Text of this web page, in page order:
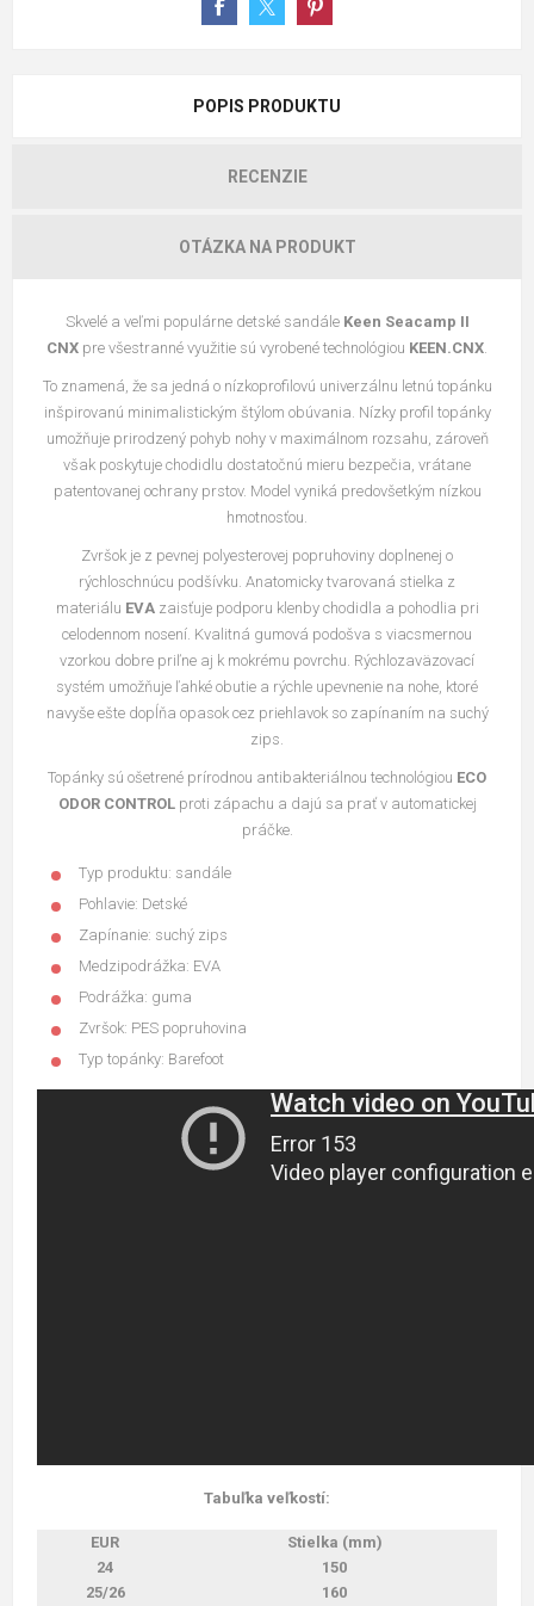
POPIS PRODUKTU
RECENZIE
OTÁZKA NA PRODUKT
Skvelé a veľmi populárne detské sandále Keen Seacamp II
CNX pre všestranné využitie sú vyrobené technológiou KEEN.CNX
To znamená, že sa jedná o nízkoprofilovú univerzálnu letnú topánku
inšpirovanú minimalistickým štýlom obúvania. Nízky profil topánky
umožňuje prirodzený pohyb nohy v maximálnom rozsahu, zároveň
však poskytuje chodidlu dostatočnú mieru bezpečia, vrátane
patentovanej ochrany prstov. Model vyniká predovšetkým nízkou
hmotnosťou.
Zvršok je z pevnej polyesterovej popruhoviny doplnenej o
rýchloschnúcu podšívku. Anatomicky tvarovaná stielka z
materiálu EVAzaisťuje podporu klenby chodidla a pohodlia pri
celodennom nosení. Kvalitná gumová podošva s viacsmernou
vzorkou dobre priľne aj k mokrému povrchu. Rýchlozaväzovací
systém umožňuje ľahké obutie a rýchle upevnenie na nohe, ktoré
navyše ešte dopĺňa opasok cez priehlavok so zapínaním na suchý
zips.
Topánky sú ošetrené prírodnou antibakteriálnou technológiou ECO
ODOR CONTROLproti zápachu a dajú sa prať v automatickej
práčke.
Typ produktu: sandále
Pohlavie: Detské
Zapínanie: suchý zips
Medzipodrážka: EVA
Podrážka: guma
Zvršok: PES popruhovina
Typ topánky: Barefoot
Tabuľka veľkostí:
EUR
Stielka (mm)
24
150
25/26
160